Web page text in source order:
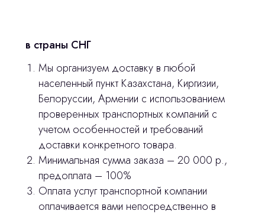
в страны СНГ
Мы организуем доставку в любой
населенный пункт Казахстана, Киргизии,
Белоруссии, Армении с использованием
проверенных транспортных компаний с
учетом особенностей и требований
доставки конкретного товара.
Минимальная сумма заказа – 20 000 р.,
предоплата – 100%
Оплата услуг транспортной компании
оплачивается вами непосредственно в